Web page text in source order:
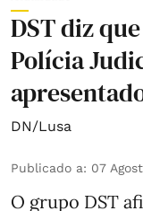
DST diz
Polícia
DN/Lusa
Publicado a: 07
O grupo DST